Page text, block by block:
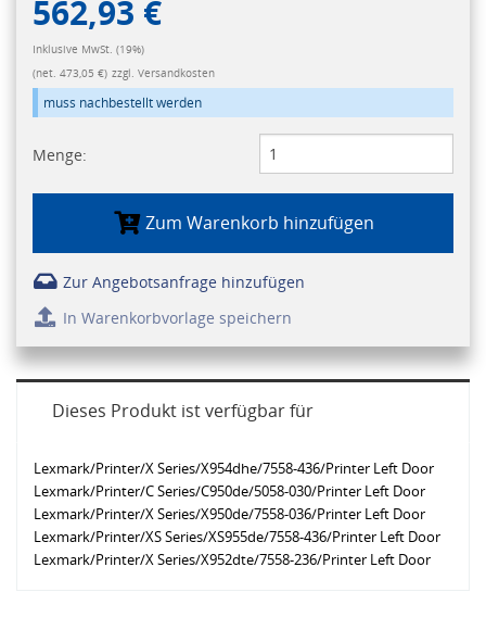
562,93 €
Inklusive MwSt. (19%)
(net. 473,05 €) zzgl. Versandkosten
muss nachbestellt werden
Menge:
Zum Warenkorb hinzufügen
Zur Angebotsanfrage hinzufügen
In Warenkorbvorlage speichern
Dieses Produkt ist verfügbar für
Lexmark/Printer/X Series/X954dhe/7558-436/Printer Left Door
Lexmark/Printer/C Series/C950de/5058-030/Printer Left Door
Lexmark/Printer/X Series/X950de/7558-036/Printer Left Door
Lexmark/Printer/XS Series/XS955de/7558-436/Printer Left Door
Lexmark/Printer/X Series/X952dte/7558-236/Printer Left Door